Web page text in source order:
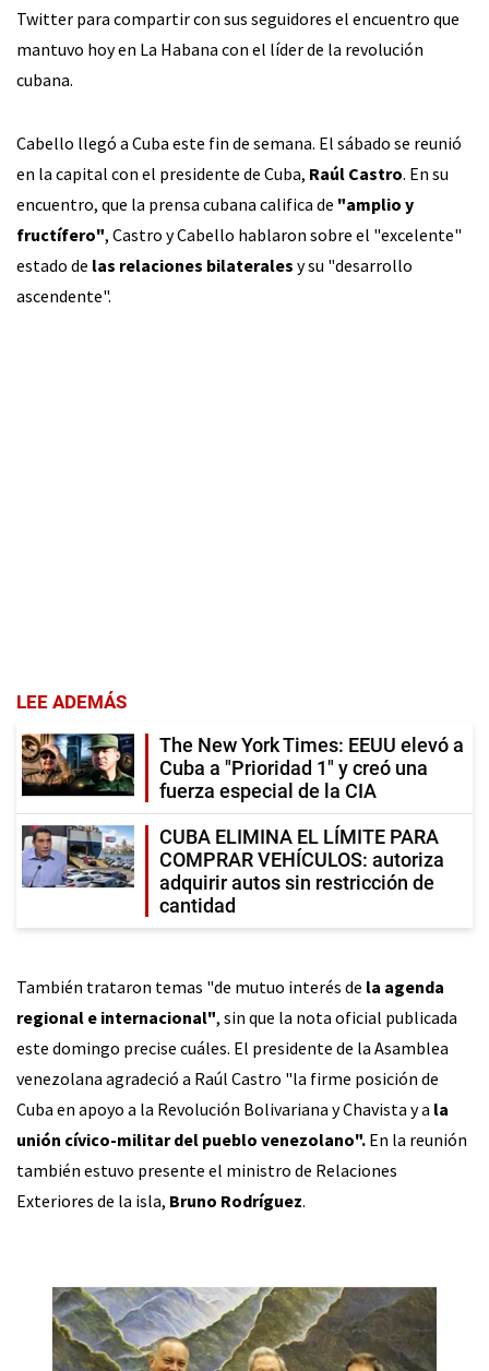
Twitter para compartir con sus seguidores el encuentro que
mantuvo hoy en La Habana con el líder de la revolución
cubana.
Cabello llegó a Cuba este fin de semana. El sábado se reunió
en la capital con el presidente de Cuba, Raúl Castro. En su
encuentro, que la prensa cubana califica de "amplio y
fructífero", Castro y Cabello hablaron sobre el "excelente"
estado de las relaciones bilaterales y su "desarrollo
ascendente".
LEE ADEMÁS
The New York Times: EEUU elevó a
Cuba a "Prioridad 1" y creó una
fuerza especial de la CIA
CUBA ELIMINA EL LÍMITE PARA
COMPRAR VEHÍCULOS: autoriza
adquirir autos sin restricción de
cantidad
También trataron temas "de mutuo interés de la agenda
regional e internacional", sin que la nota oficial publicada
este domingo precise cuáles. El presidente de la Asamblea
venezolana agradeció a Raúl Castro "la firme posición de
Cuba en apoyo a la Revolución Bolivariana y Chavista y a la
unión cívico-militar del pueblo venezolano". En la reunión
también estuvo presente el ministro de Relaciones
Exteriores de la isla, Bruno Rodríguez.